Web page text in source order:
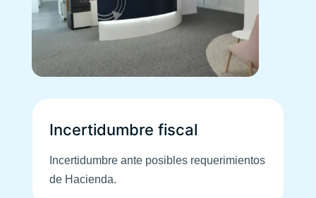
Incertidumbre fiscal
Incertidumbre ante posibles requerimientos
de Hacienda.